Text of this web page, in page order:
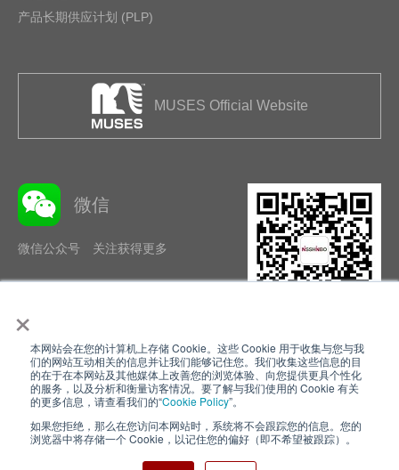
×
本网站会在您的计算机上存储 Cookie。这些 Cookie 用于收集与您与我
们的网站互动相关的信息并让我们能够记住您。我们收集这些信息的目
的在于在本网站及其他媒体上改善您的浏览体验、向您提供更具个性化
的服务，以及分析和衡量访客情况。要了解与我们使用的 Cookie 有关
的更多信息，请查看我们的“Cookie Policy”。
如果您拒绝，那么在您访问本网站时，系统将不会跟踪您的信息。您的
浏览器中将存储一个 Cookie，以记住您的偏好（即不希望被跟踪）。
产品长期供应计划 (PLP)
MUSES Official Website
微信
微信公众号 关注获得更多
隐私政策 使用条款
Cookie Policy 网站地图
Nisshinbo Holdings Inc.